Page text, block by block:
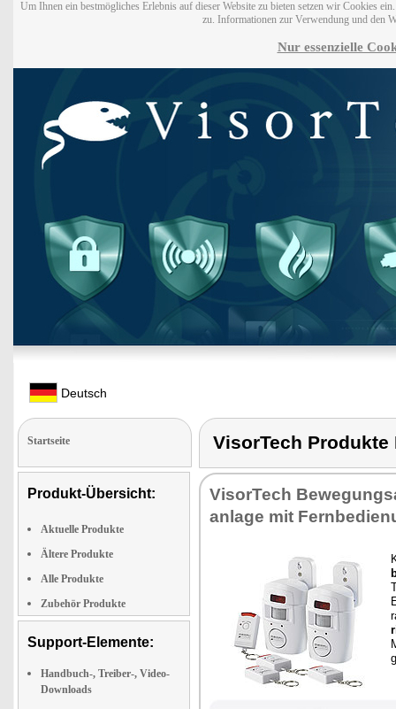
Um Ihnen ein bestmögliches Erlebnis auf dieser Website zu bieten setzen wir Cookies
zu. Informationen zur Verwendung und den
Nur essenzielle
Deutsch
Startseite
Produkt-Übersicht:
Aktuelle Produkte
Ältere Produkte
Alle Produkte
Zubehör Produkte
Support-Elemente:
Handbuch-, Treiber-, Video-
Downloads
VisorTech Produkte
Vi­sor­Tech
an­la­ge mit